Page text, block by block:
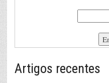
Artigos recentes